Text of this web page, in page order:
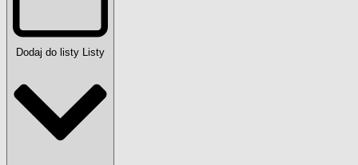
Dodaj do listy Listy